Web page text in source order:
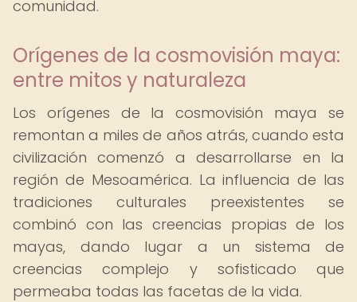
comunidad.
Orígenes de la cosmovisión maya:
entre mitos y naturaleza
Los orígenes de la cosmovisión maya se
remontan a miles de años atrás, cuando esta
civilización comenzó a desarrollarse en la
región de Mesoamérica. La influencia de las
tradiciones culturales preexistentes se
combinó con las creencias propias de los
mayas, dando lugar a un sistema de
creencias complejo y sofisticado que
permeaba todas las facetas de la vida.